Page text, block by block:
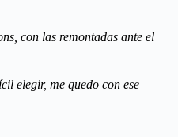
con las remontadas ante el
elegir, me quedo con ese